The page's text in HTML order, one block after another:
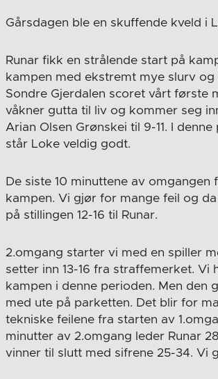
Gårsdagen ble en skuffende kveld i
Runar fikk en strålende start på
kampen med ekstremt mye slurv
Sondre Gjerdalen scoret vårt første
våkner gutta til liv og kommer seg
Arian Olsen Grønskei til 9-11. I
står Loke veldig godt.
De siste 10 minuttene av
kampen. Vi gjør for mange feil og
på stillingen 12-16 til Runar.
2.omgang starter vi med en spiller
setter inn 13-16 fra straffemerket.
kampen i denne perioden. Men den
med ute på parketten. Det blir for
tekniske feilene fra starten av
minutter av 2.omgang leder Runar
vinner til slutt med sifrene 25-34. Vi